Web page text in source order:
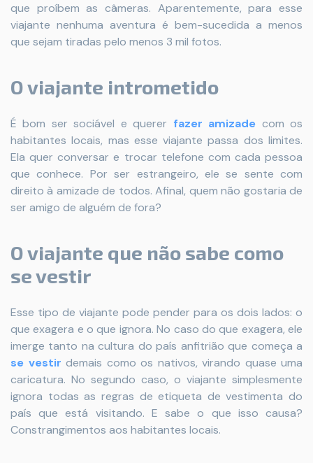
que proíbem as câmeras. Aparentemente, para esse
viajante nenhuma aventura é bem-sucedida a menos
que sejam tiradas pelo menos 3 mil fotos.
O viajante intrometido
É bom ser sociável e querer fazer amizade com os
habitantes locais, mas esse viajante passa dos limites.
Ela quer conversar e trocar telefone com cada pessoa
que conhece. Por ser estrangeiro, ele se sente com
direito à amizade de todos. Afinal, quem não gostaria de
ser amigo de alguém de fora?
O viajante que não sabe como
se vestir
Esse tipo de viajante pode pender para os dois lados: o
que exagera e o que ignora. No caso do que exagera, ele
imerge tanto na cultura do país anfitrião que começa a
se vestir demais como os nativos, virando quase uma
caricatura. No segundo caso, o viajante simplesmente
ignora todas as regras de etiqueta de vestimenta do
país que está visitando. E sabe o que isso causa?
Constrangimentos aos habitantes locais.